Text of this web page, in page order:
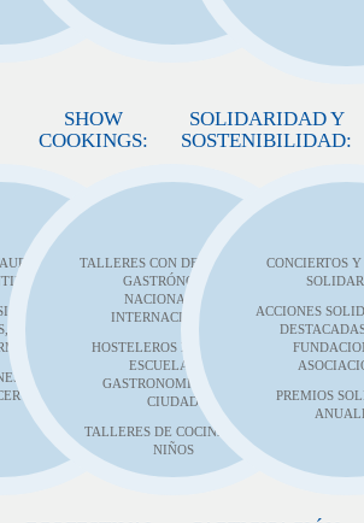
DE
TAPAS
PINTXOS
CATAS DE
SHOW
COOKINGS:
TALLERES CON DESTACADOS
GASTRÓNOMOS
NACIONALES E
INTERNACIONALES
HOSTELEROS LOCALES Y
ESCUELAS DE
GASTRONOMÍA DE LA
CIUDAD
TALLERES DE COCINA PARA
NIÑOS
SOLIDARIDAD Y
SOSTENIBILIDAD:
CONCIERTOS
ACCIONES
PREMIOS